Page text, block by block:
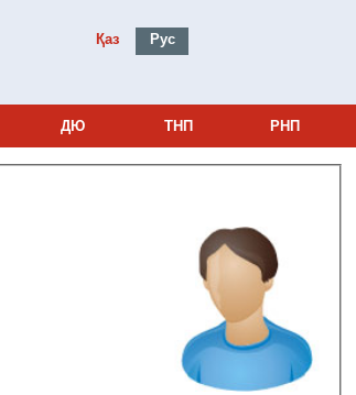
Қаз Рус
ДЮ ТНП РНП